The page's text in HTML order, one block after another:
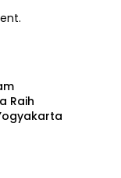
Raih